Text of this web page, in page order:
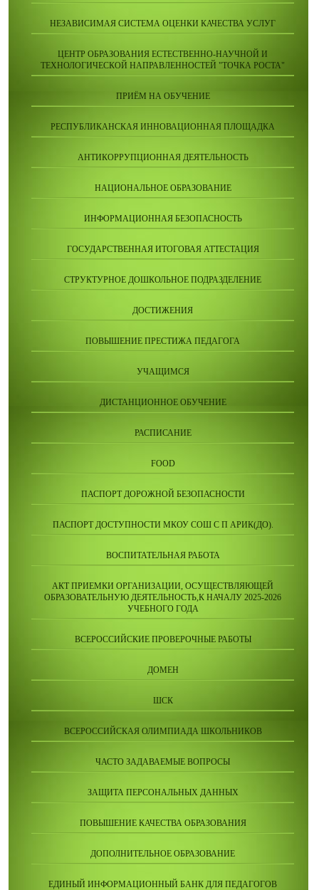
НЕЗАВИСИМАЯ СИСТЕМА ОЦЕНКИ КАЧЕСТВА УСЛУГ
ЦЕНТР ОБРАЗОВАНИЯ ЕСТЕСТВЕННО-НАУЧНОЙ И
ТЕХНОЛОГИЧЕСКОЙ НАПРАВЛЕННОСТЕЙ "ТОЧКА РОСТА"
ПРИЁМ НА ОБУЧЕНИЕ
РЕСПУБЛИКАНСКАЯ ИННОВАЦИОННАЯ ПЛОЩАДКА
АНТИКОРРУПЦИОННАЯ ДЕЯТЕЛЬНОСТЬ
НАЦИОНАЛЬНОЕ ОБРАЗОВАНИЕ
ИНФОРМАЦИОННАЯ БЕЗОПАСНОСТЬ
ГОСУДАРСТВЕННАЯ ИТОГОВАЯ АТТЕСТАЦИЯ
СТРУКТУРНОЕ ДОШКОЛЬНОЕ ПОДРАЗДЕЛЕНИЕ
ДОСТИЖЕНИЯ
ПОВЫШЕНИЕ ПРЕСТИЖА ПЕДАГОГА
УЧАЩИМСЯ
ДИСТАНЦИОННОЕ ОБУЧЕНИЕ
РАСПИСАНИЕ
FOOD
ПАСПОРТ ДОРОЖНОЙ БЕЗОПАСНОСТИ
ПАСПОРТ ДОСТУПНОСТИ МКОУ СОШ С П АРИК(ДО).
ВОСПИТАТЕЛЬНАЯ РАБОТА
АКТ ПРИЕМКИ ОРГАНИЗАЦИИ, ОСУЩЕСТВЛЯЮЩЕЙ
ОБРАЗОВАТЕЛЬНУЮ ДЕЯТЕЛЬНОСТЬ,К НАЧАЛУ 2025-2026
УЧЕБНОГО ГОДА
ВСЕРОССИЙСКИЕ ПРОВЕРОЧНЫЕ РАБОТЫ
ДОМЕН
ШСК
ВСЕРОССИЙСКАЯ ОЛИМПИАДА ШКОЛЬНИКОВ
ЧАСТО ЗАДАВАЕМЫЕ ВОПРОСЫ
ЗАЩИТА ПЕРСОНАЛЬНЫХ ДАННЫХ
ПОВЫШЕНИЕ КАЧЕСТВА ОБРАЗОВАНИЯ
ДОПОЛНИТЕЛЬНОЕ ОБРАЗОВАНИЕ
ЕДИНЫЙ ИНФОРМАЦИОННЫЙ БАНК ДЛЯ ПЕДАГОГОВ